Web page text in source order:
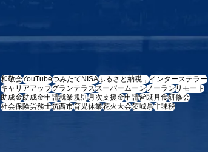
和敬会YouTubeつみたてNISAふるさと納税，インターステラー
キャリアアップグランテラススーパームーンノーランリモート
助成金助成金申請就業規則月次支援金申請皆既月食研修会
社会保険労務士筑西市育児休業花火大会茨城県非課税